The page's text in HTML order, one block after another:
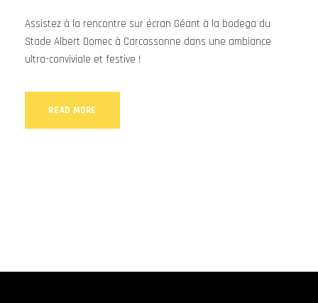
Assistez à la rencontre sur écran Géant à la bodega du
Stade Albert Domec à Carcassonne dans une ambiance
ultra-conviviale et festive !
READ MORE